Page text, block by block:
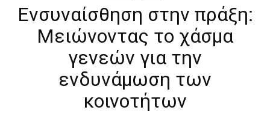
Ενσυναίσθηση στην πράξη:
Μειώνοντας το χάσμα
γενεών για την
ενδυνάμωση των
κοινοτήτων